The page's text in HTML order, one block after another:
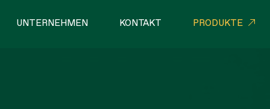
PRODUKTE
UNTERNEHMEN KONTAKT